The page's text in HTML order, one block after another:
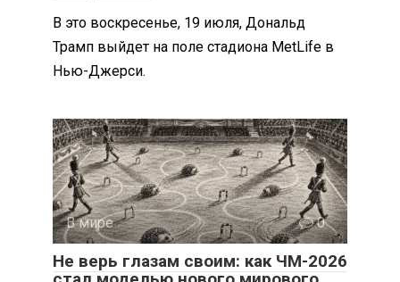
В это воскресенье, 19 июля, Дональд
Трамп выйдет на поле стадиона MetLife в
Нью-Джерси.
В мире 0
Не верь глазам своим: как ЧМ-2026